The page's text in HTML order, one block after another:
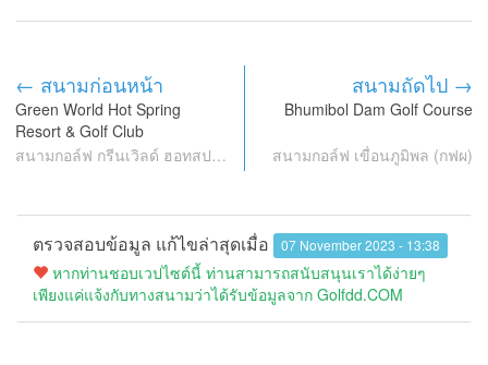
← สนามก่อนหน้า
Green World Hot Spring
Resort & Golf Club
สนามกอล์ฟ กรีนเวิลด์ ฮอทสปริง รีสอร์ท แอนด์ กอล์ฟ คลับ
สนามถัดไป →
Bhumibol Dam Golf Course
สนามกอล์ฟ เขื่อนภูมิพล (กฟผ)
ตรวจสอบข้อมูล แก้ไขล่าสุดเมื่อ 07 November 2023 - 13:38
หากท่านชอบเวปไซต์นี้ ท่านสามารถสนับสนุนเราได้ง่ายๆ
เพียงแค่แจ้งกับทางสนามว่าได้รับข้อมูลจาก Golfdd.COM